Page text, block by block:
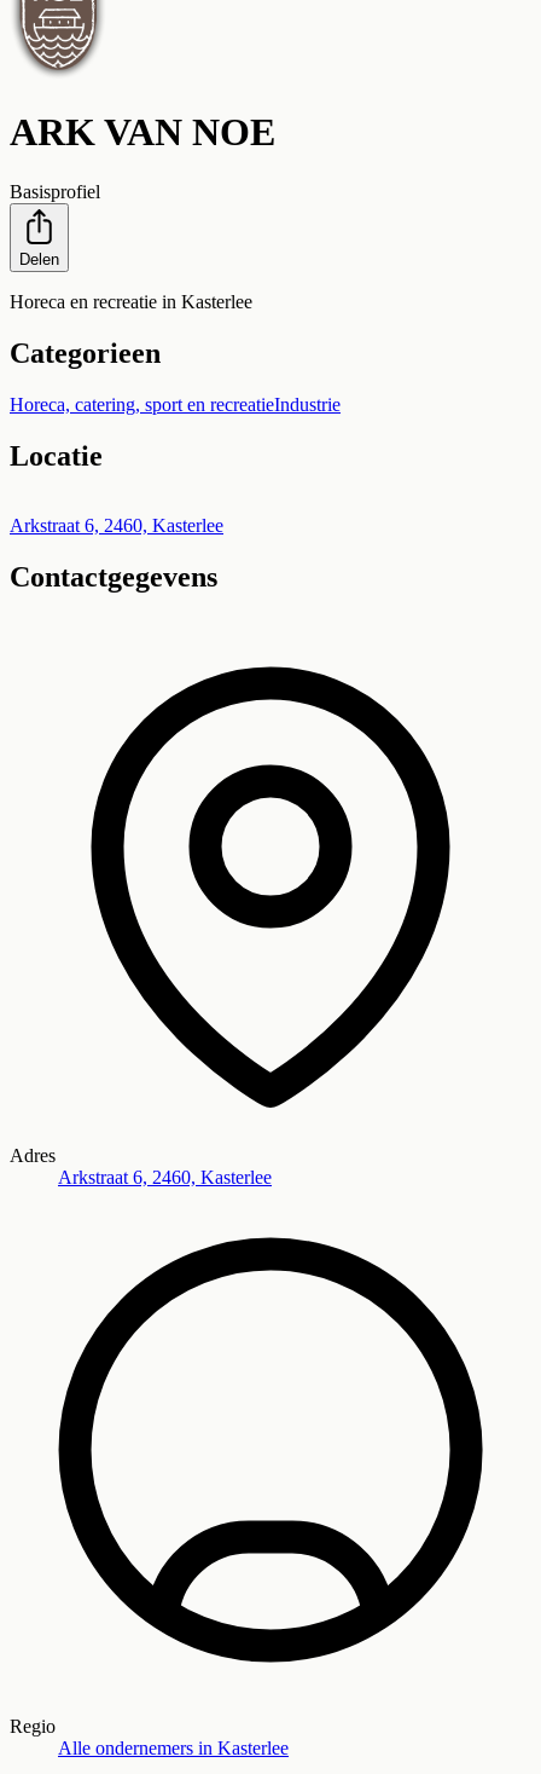
ARK VAN NOE
Basisprofiel
Delen
Horeca en recreatie in Kasterlee
Categorieen
Horeca, catering, sport en recreatieIndustrie
Locatie
+
−
Arkstraat 6, 2460, Kasterlee
Contactgegevens
Adres
Arkstraat 6, 2460, Kasterlee
Regio
Alle ondernemers in Kasterlee